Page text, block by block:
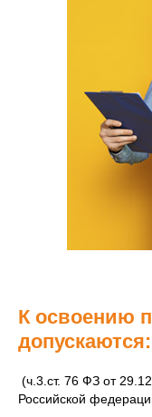
К освоению
допускаются:
(ч.3.ст. 76 ФЗ от
Российской